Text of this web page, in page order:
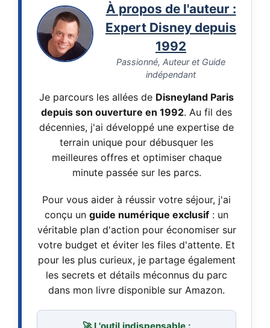
À propos de l'auteur :
Expert Disney depuis
1992
Passionné, Auteur et Guide
indépendant
Je parcours les allées de Disneyland Paris
depuis son ouverture en 1992. Au fil des
décennies, j'ai développé une expertise de
terrain unique pour débusquer les
meilleures offres et optimiser chaque
minute passée sur les parcs.
Pour vous aider à réussir votre séjour, j'ai
conçu un guide numérique exclusif : un
véritable plan d'action pour économiser sur
votre budget et éviter les files d'attente. Et
pour les plus curieux, je partage également
les secrets et détails méconnus du parc
dans mon livre disponible sur Amazon.